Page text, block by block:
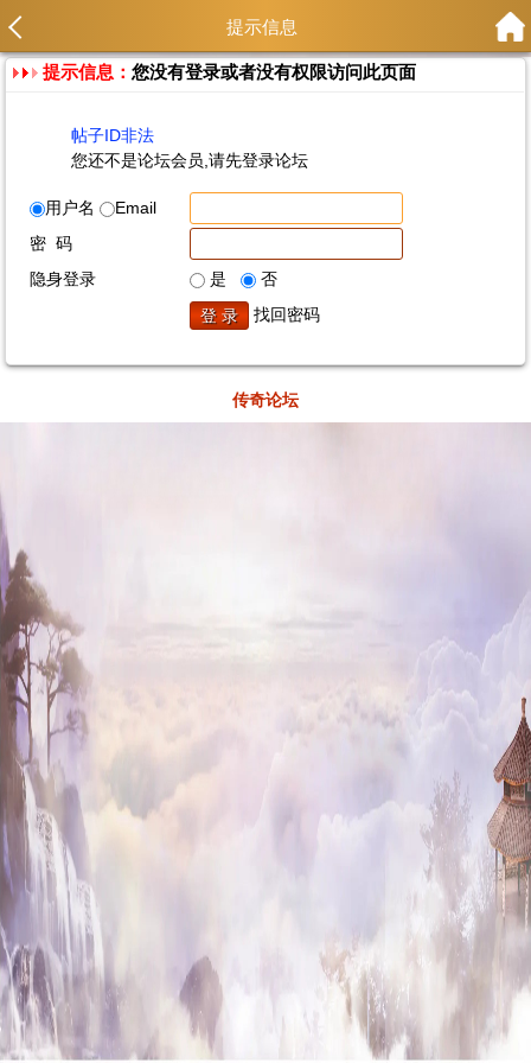
提示信息
提示信息：您没有登录或者没有权限访问此页面
帖子ID非法
您还不是论坛会员,请先登录论坛
用户名
Email
密 码
隐身登录
是
否
找回密码
传奇论坛